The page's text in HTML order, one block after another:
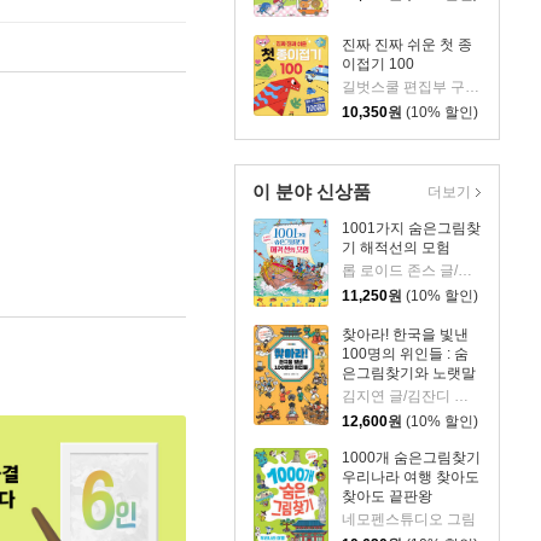
진짜 진짜 쉬운 첫 종
이접기 100
길벗스쿨 편집부 구성 /김희정 그림
10,350원 (10% 할인)
이 분야 신상품
1001가지 숨은그림찾
기 해적선의 모험
롭 로이드 존스 글/테리 고워 그림
11,250원 (10% 할인)
찾아라! 한국을 빛낸
100명의 위인들 : 숨
은그림찾기와 노랫말
로 만나는 한국사 이
야기
김지연 글/김잔디 그림
12,600원 (10% 할인)
1000개 숨은그림찾기
우리나라 여행 찾아도
찾아도 끝판왕
네모펜스튜디오 그림
더보기